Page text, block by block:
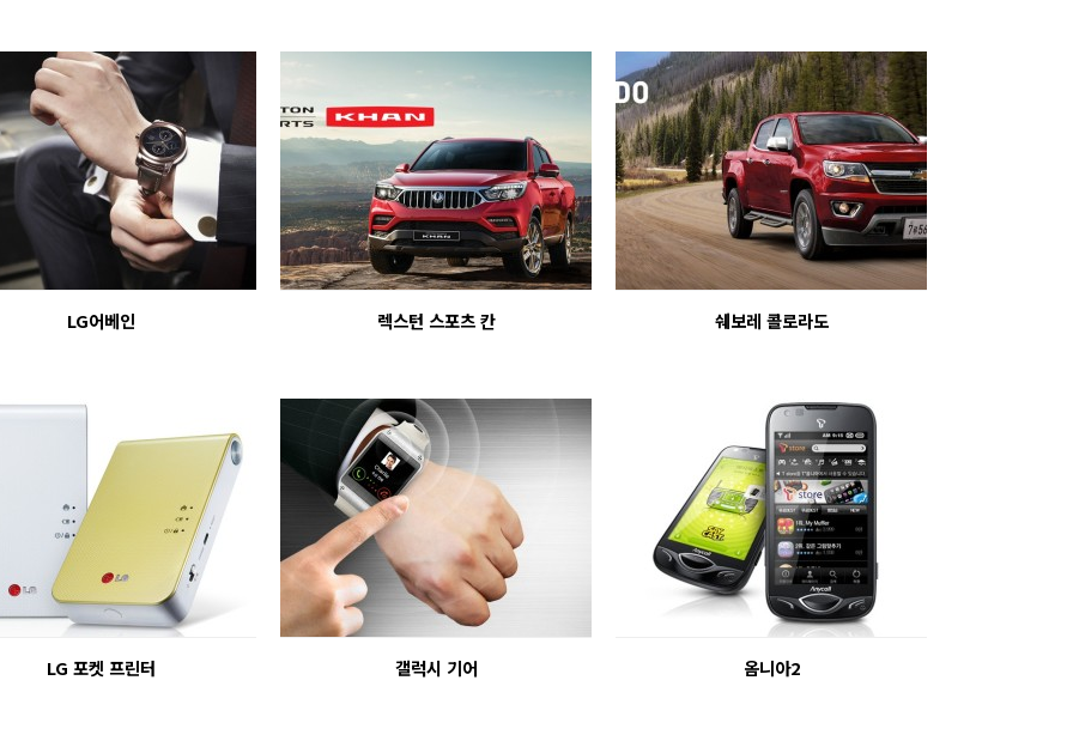
LG어베인 렉스턴 스포츠 칸 쉐보레 콜로라도
LG 포켓 프린터 갤럭시 기어 옴니아2